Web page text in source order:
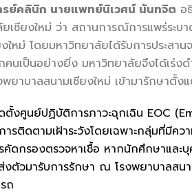
รย์คลินิก นายแพทย์นิเวศน์ นันทจิต อ
เชียงใหม่ ว่า สถานการณ์การแพร่ระ
ใหม่ โดยมหาวิทยาลัยได้รับการประส
คนเป็นอย่างยิ่ง มหาวิทยาลัยจึงได้เร่
พยาบาลสนามเชียงใหม่ เข้ามารักษาตั้
งศูนย์ปฏิบัติการภาวะฉุกเฉิน EOC
รติดตามเฝ้าระวังโดยเฉพาะกลุ่มที่มีค
คัดกรองตรวจหาเชื้อ หากนักศึกษาและ
งตัวมารับการรักษา ณ โรงพยาบาลส
ถ